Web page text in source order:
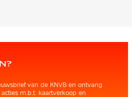
van de KNVB en ontvang
m.b.t. kaartverkoop en